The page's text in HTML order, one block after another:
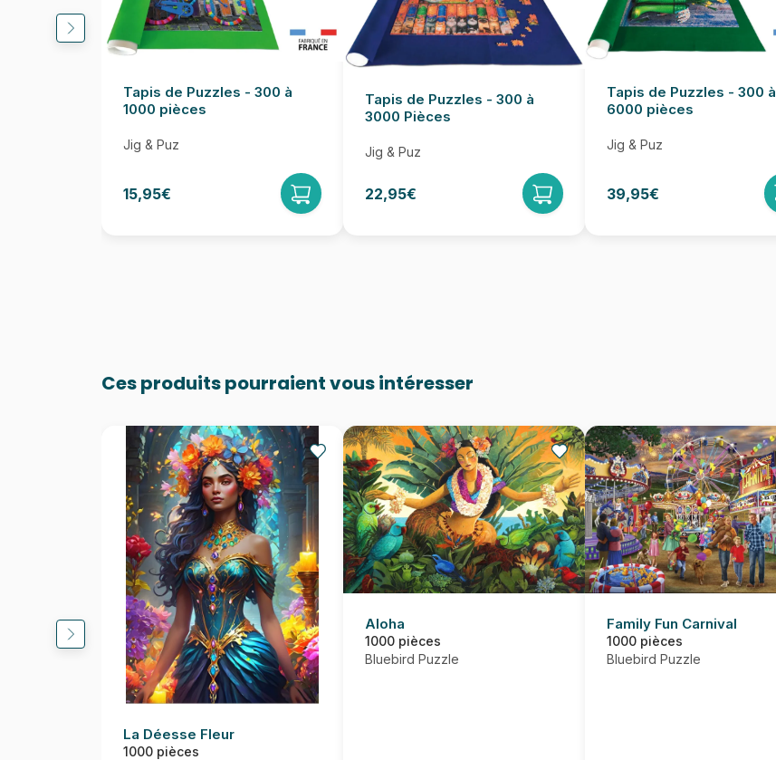
Tapis de Puzzles - 300 à
1000 pièces
Jig & Puz
15,95€
Tapis de Puzzles - 300 à
3000 Pièces
Jig & Puz
22,95€
Tapis de Puzzles - 300 à
6000 pièces
Jig & Puz
39,95€
Ces produits pourraient vous intéresser
La Déesse Fleur
1000 pièces
Aloha
1000 pièces
Bluebird Puzzle
Family Fun Carnival
1000 pièces
Bluebird Puzzle